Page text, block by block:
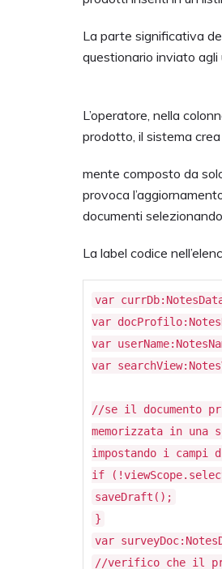
La parte significativa
questionario inviato
L’operatore, nella
prodotto, il sistema
mente composto da
provoca
documenti
La label codice
var
var
var
var
//se il documento
memorizzata in
impostando i
if
saveDraft();
}
var
//verifico che il